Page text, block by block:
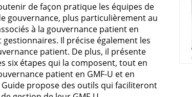
de façon pratique les équipes de
gouvernance, plus particulièrement au
à la gouvernance patient en
Il précise également les
patient. De plus, il présente
six étapes qui la composent, tout en
patient en GMF-U et en
propose des outils qui faciliteront